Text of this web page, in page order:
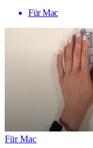
Für Mac
Für Mac